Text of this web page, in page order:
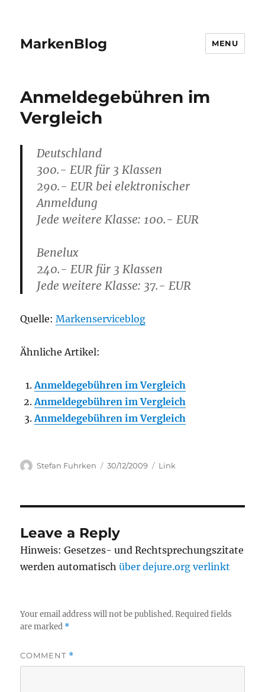
MarkenBlog MENU
Anmeldegebühren im
Vergleich
Deutschland
300.- EUR für 3 Klassen
290.- EUR bei elektronischer
Anmeldung
Jede weitere Klasse: 100.- EUR
Benelux
240.- EUR für 3 Klassen
Jede weitere Klasse: 37.- EUR
Quelle:Markenserviceblog
Ähnliche Artikel:
Anmeldegebühren im Vergleich
Anmeldegebühren im Vergleich
Anmeldegebühren im Vergleich
Author
Stefan Fuhrken
Posted
30/12/2009 Categories
Link
Leave a Reply
Hinweis: Gesetzes- und Rechtsprechungszitate
werden automatischüber dejure.org verlinkt
Your email address will not be published. Required fields
are marked *
COMMENT *